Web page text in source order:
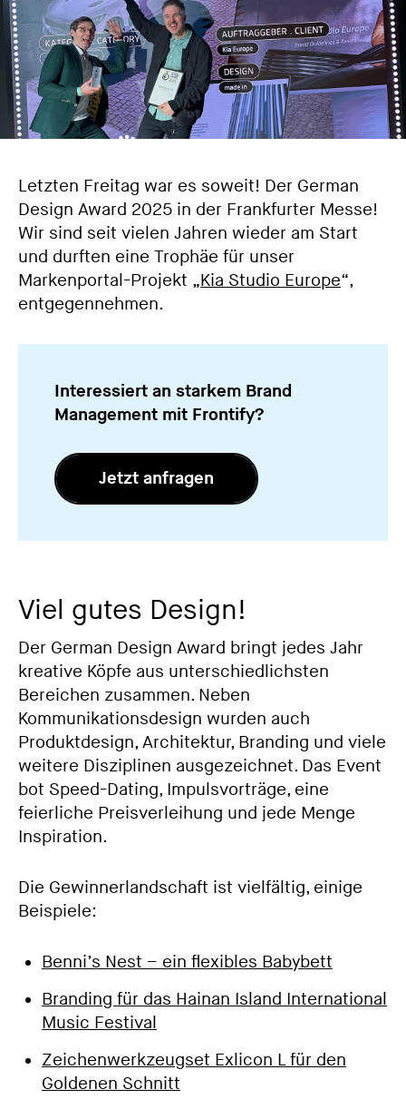
Letzten Freitag war es soweit! Der German
Design Award 2025 in der Frankfurter Messe!
Wir sind seit vielen Jahren wieder am Start
und durften eine Trophäe für unser
Markenportal-Projekt „Kia Studio Europe“,
entgegennehmen.
Interessiert an starkem Brand
Management mit Frontify?
Jetzt anfragen
Viel gutes Design!
Der German Design Award bringt jedes Jahr
kreative Köpfe aus unterschiedlichsten
Bereichen zusammen. Neben
Kommunikationsdesign wurden auch
Produktdesign, Architektur, Branding und viele
weitere Disziplinen ausgezeichnet. Das Event
bot Speed-Dating, Impulsvorträge, eine
feierliche Preisverleihung und jede Menge
Inspiration.
Die Gewinnerlandschaft ist vielfältig, einige
Beispiele:
Benni’s Nest – ein flexibles Babybett
Branding für das Hainan Island International
Music Festival
Zeichenwerkzeugset Exlicon L für den
Goldenen Schnitt